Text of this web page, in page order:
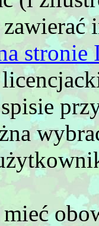
stronie